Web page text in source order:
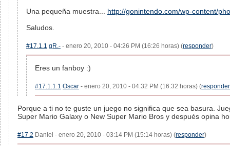
Una pequeña muestra... http://gonintendo.com/wp-content/
Saludos.
#17.1.1 gR.- - enero 20, 2010 - 04:26 PM (16:26 horas) (responder)
Eres un fanboy :)
#17.1.1.1 Oscar - enero 20, 2010 - 04:32 PM (16:32 horas) (responder
Porque a ti no te guste un juego no significa que sea basura.
Super Mario Galaxy o New Super Mario Bros y después opina
#17.2 Daniel - enero 20, 2010 - 03:14 PM (15:14 horas) (responder)